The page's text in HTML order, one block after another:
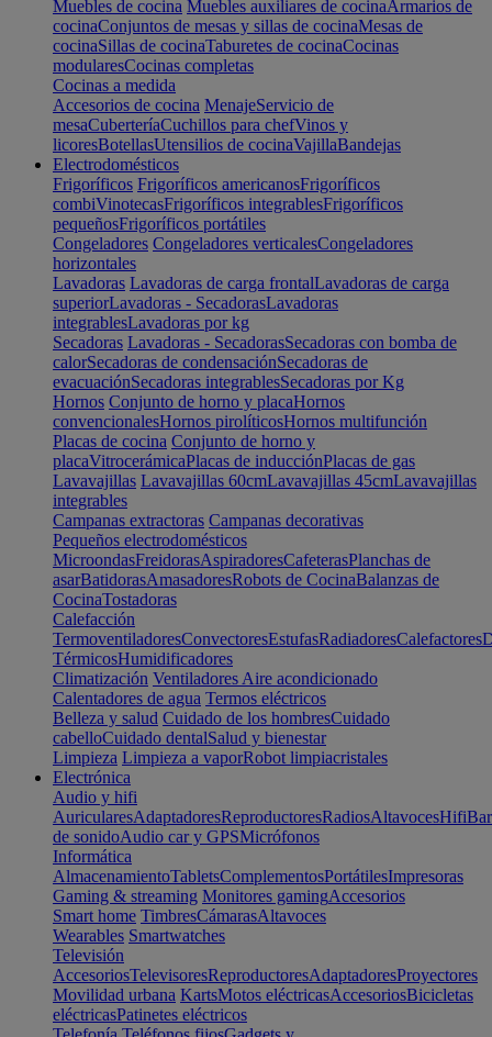
Muebles de cocina Muebles auxiliares de cocinaArmarios de
cocinaConjuntos de mesas y sillas de cocinaMesas de
cocinaSillas de cocinaTaburetes de cocinaCocinas
modularesCocinas completas
Cocinas a medida
Accesorios de cocina MenajeServicio de
mesaCuberteríaCuchillos para chefVinos y
licoresBotellasUtensilios de cocinaVajillaBandejas
Electrodomésticos
Frigoríficos Frigoríficos americanosFrigoríficos
combiVinotecasFrigoríficos integrablesFrigoríficos
pequeñosFrigoríficos portátiles
Congeladores Congeladores verticalesCongeladores
horizontales
Lavadoras Lavadoras de carga frontalLavadoras de carga
superiorLavadoras - SecadorasLavadoras
integrablesLavadoras por kg
Secadoras Lavadoras - SecadorasSecadoras con bomba de
calorSecadoras de condensaciónSecadoras de
evacuaciónSecadoras integrablesSecadoras por Kg
Hornos Conjunto de horno y placaHornos
convencionalesHornos pirolíticosHornos multifunción
Placas de cocina Conjunto de horno y
placaVitrocerámicaPlacas de inducciónPlacas de gas
Lavavajillas Lavavajillas 60cmLavavajillas 45cmLavavajillas
integrables
Campanas extractoras Campanas decorativas
Pequeños electrodomésticos
MicroondasFreidorasAspiradoresCafeterasPlanchas de
asarBatidorasAmasadoresRobots de CocinaBalanzas de
CocinaTostadoras
Calefacción
TermoventiladoresConvectoresEstufasRadiadoresCalefactores
TérmicosHumidificadores
Climatización Ventiladores Aire acondicionado
Calentadores de agua Termos eléctricos
Belleza y salud Cuidado de los hombresCuidado
cabelloCuidado dentalSalud y bienestar
Limpieza Limpieza a vaporRobot limpiacristales
Electrónica
Audio y hifi
AuricularesAdaptadoresReproductoresRadiosAltavocesHifi
de sonidoAudio car y GPSMicrófonos
Informática
AlmacenamientoTabletsComplementosPortátilesImpresoras
Gaming & streaming Monitores gamingAccesorios
Smart home TimbresCámarasAltavoces
Wearables Smartwatches
Televisión
AccesoriosTelevisoresReproductoresAdaptadoresProyectores
Movilidad urbana KartsMotos eléctricasAccesoriosBicicletas
eléctricasPatinetes eléctricos